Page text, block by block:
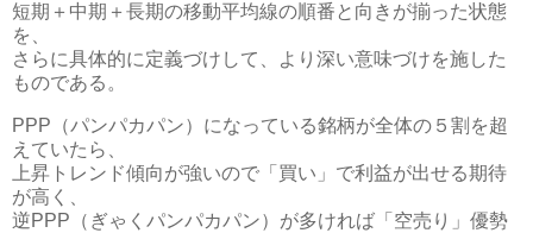
短期＋中期＋長期の移動平均線の順番と向きが揃った状態
を、
さらに具体的に定義づけして、より深い意味づけを施した
ものである。
PPP（パンパカパン）になっている銘柄が全体の５割を超
えていたら、
上昇トレンド傾向が強いので「買い」で利益が出せる期待
が高く、
逆PPP（ぎゃくパンパカパン）が多ければ「空売り」優勢